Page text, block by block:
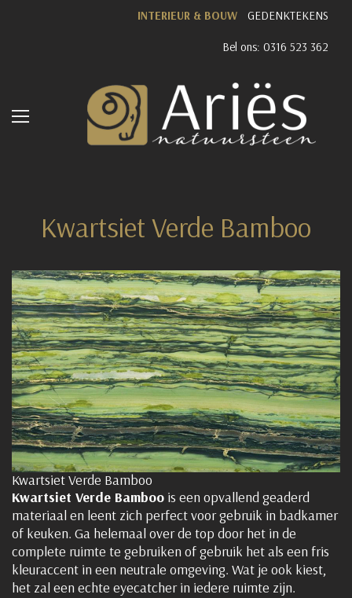
INTERIEUR & BOUW GEDENKTEKENS
Bel ons: 0316 523 362
Kwartsiet Verde Bamboo
Kwartsiet Verde Bamboo
Kwartsiet Verde Bamboo is een opvallend geaderd
materiaal en leent zich perfect voor gebruik in badkamer
of keuken. Ga helemaal over de top door het in de
complete ruimte te gebruiken of gebruik het als een fris
kleuraccent in een neutrale omgeving. Wat je ook kiest,
het zal een echte eyecatcher in iedere ruimte zijn.